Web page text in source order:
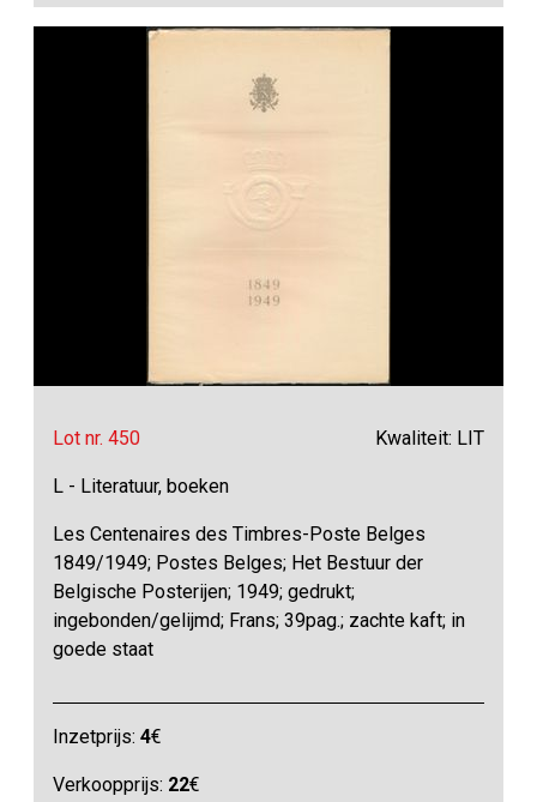
Lot nr. 450 Kwaliteit: LIT
L - Literatuur, boeken
Les Centenaires des Timbres-Poste Belges
1849/1949; Postes Belges; Het Bestuur der
Belgische Posterijen; 1949; gedrukt;
ingebonden/gelijmd; Frans; 39pag.; zachte kaft; in
goede staat
Inzetprijs:4€
Verkoopprijs: 22€